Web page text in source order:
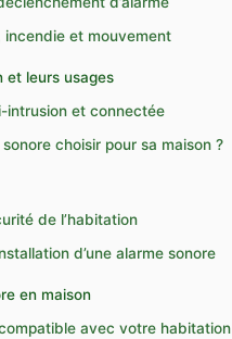
et mouvement
et leurs usages
intrusion et connectée
choisir pour sa maison ?
de l’habitation
d’une alarme sonore
en maison
avec votre habitation